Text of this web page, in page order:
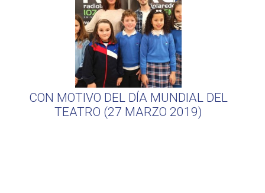
CON MOTIVO DEL DÍA MUNDIAL DEL
TEATRO (27 MARZO 2019)